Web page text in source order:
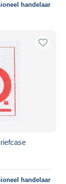
handelaar
handelaar